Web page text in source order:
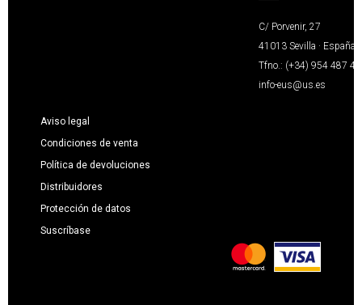
C/ Porvenir, 27
41013 Sevilla · España
Tfno.: (+34) 954 487
info-eus@us.es
Aviso legal
Condiciones de venta
Política de devoluciones
Distribuidores
Protección de datos
Suscríbase